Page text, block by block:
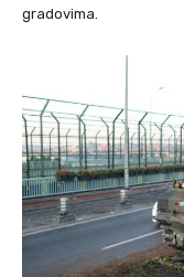
gradovima.